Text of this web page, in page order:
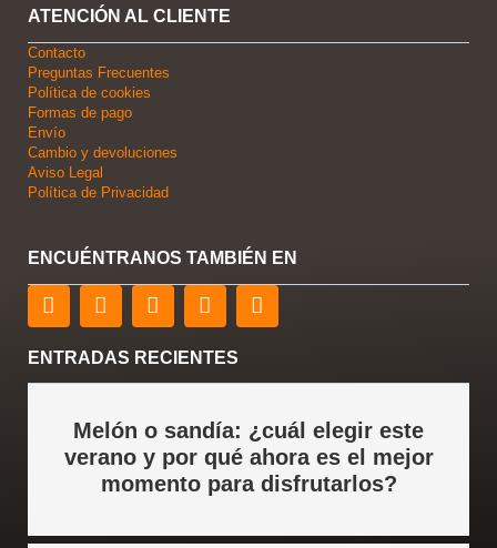
ATENCIÓN AL CLIENTE
Contacto
Preguntas Frecuentes
Política de cookies
Formas de pago
Envío
Cambio y devoluciones
Aviso Legal
Política de Privacidad
ENCUÉNTRANOS TAMBIÉN EN
F
a
e
b
T
w
t
t
r
L
i
k
e
i
n
Y
o
t
u
e
I
n
a
r
a
m
ENTRADAS RECIENTES
Melón o sandía: ¿cuál elegir este
verano y por qué ahora es el mejor
momento para disfrutarlos?